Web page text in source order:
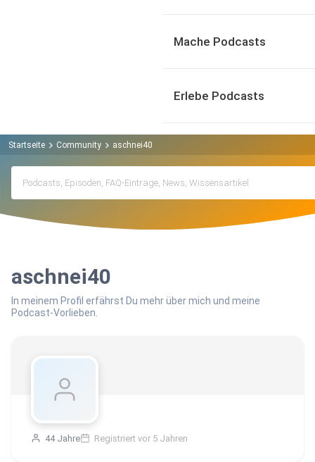
Mache Podcasts
Erlebe Podcasts
Startseite Community aschnei40
aschnei40
In meinem Profil erfährst Du mehr über mich und meine
Podcast-Vorlieben.
44 Jahre Registriert vor 5 Jahren